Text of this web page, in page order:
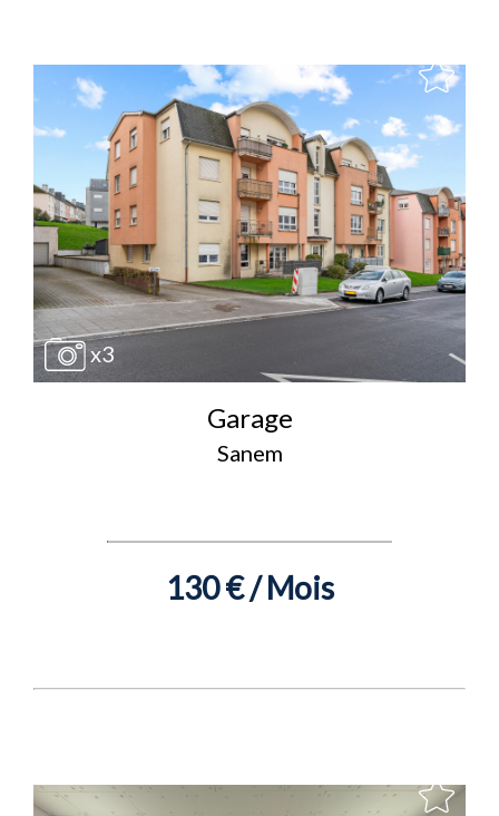
x3
Garage
Sanem
130 € / Mois